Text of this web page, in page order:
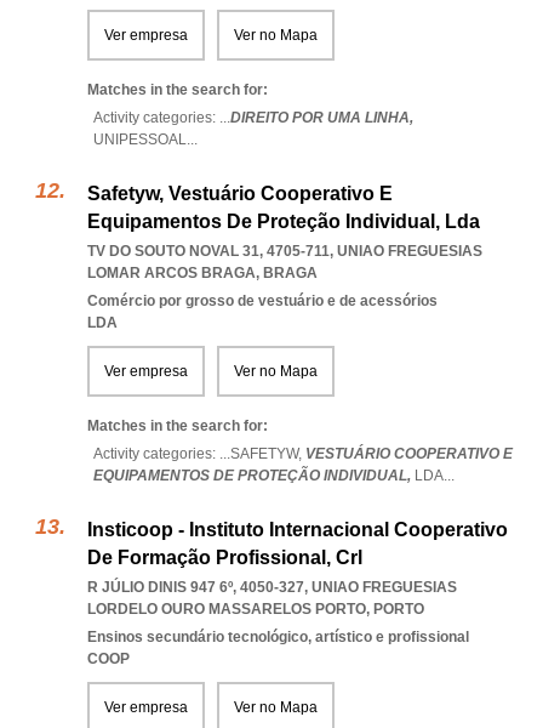
Ver empresa Ver no Mapa
Matches in the search for:
Activity categories: ...DIREITO POR UMA LINHA,
UNIPESSOAL...
Safetyw, Vestuário Cooperativo E
Equipamentos De Proteção Individual, Lda
TV DO SOUTO NOVAL 31, 4705-711, UNIAO FREGUESIAS
LOMAR ARCOS BRAGA, BRAGA
Comércio por grosso de vestuário e de acessórios
LDA
Ver empresa Ver no Mapa
Matches in the search for:
Activity categories: ...SAFETYW, VESTUÁRIO COOPERATIVO E
EQUIPAMENTOS DE PROTEÇÃO INDIVIDUAL, LDA...
Insticoop - Instituto Internacional Cooperativo
De Formação Profissional, Crl
R JÚLIO DINIS 947 6º, 4050-327, UNIAO FREGUESIAS
LORDELO OURO MASSARELOS PORTO, PORTO
Ensinos secundário tecnológico, artístico e profissional
COOP
Ver empresa Ver no Mapa